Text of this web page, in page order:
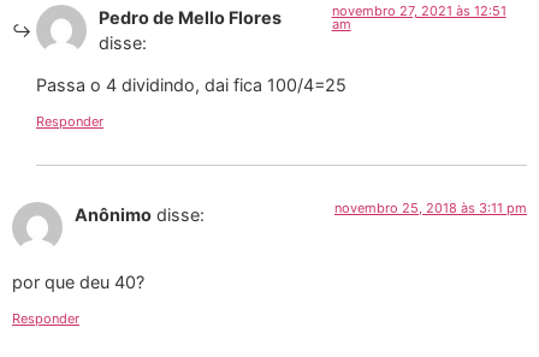
Pedro de Mello Flores
disse:
novembro 27, 2021 às 12:51
am
Passa o 4 dividindo, dai fica 100/4=25
Responder
Anônimo disse: novembro 25, 2018 às 3:11 pm
por que deu 40?
Responder